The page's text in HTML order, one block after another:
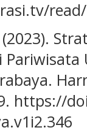
https://